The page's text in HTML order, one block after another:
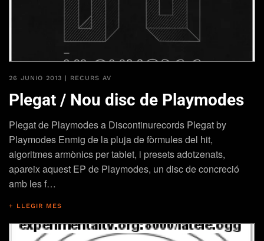
26 JUNIO 2013 RECURS AV
Plegat / Nou disc de Playmodes
Plegat de Playmodes a Discontinurecords Plegat by
Playmodes Enmig de la pluja de fòrmules del hit,
algoritmes armònics per tablet, i presets adotzenats,
apareix aquest EP de Playmodes, un disc de concreció
amb les f…
+ LLEGIR MES